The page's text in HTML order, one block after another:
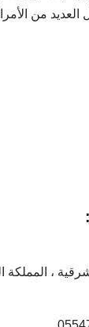
من
، المملكة